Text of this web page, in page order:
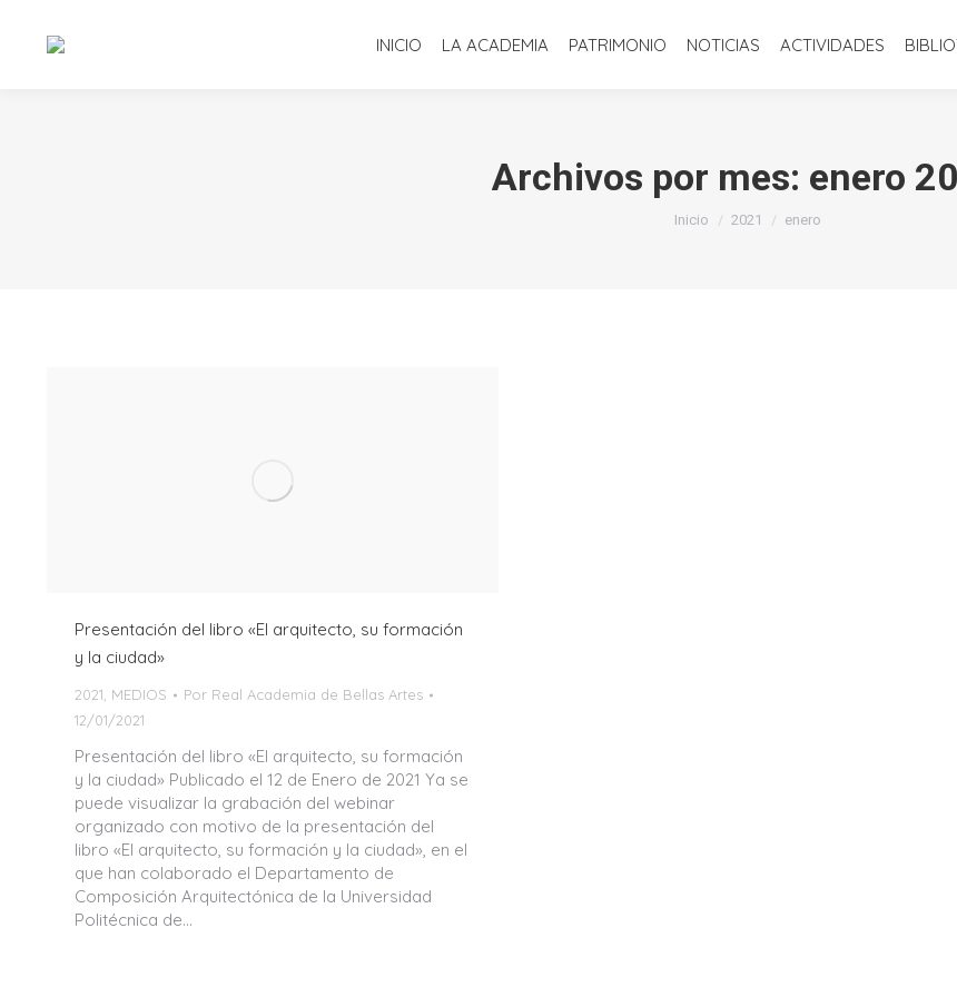
INICIO LA ACADEMIA PATRIMONIO NOTICIAS ACTIVIDADES
Archivos por mes: enero
Estás aquí:
Inicio 2021 enero
Presentación del libro «El arquitecto, su formación
y la ciudad»
2021 MEDIOS Por Real Academia de Bellas Artes
12/01/2021
Presentación del libro «El arquitecto, su formación
y la ciudad» Publicado el 12 de Enero de 2021 Ya se
puede visualizar la grabación del webinar
organizado con motivo de la presentación del
libro «El arquitecto, su formación y la ciudad», en el
que han colaborado el Departamento de
Composición Arquitectónica de la Universidad
Politécnica de…
INICIO LA ACADEMIA PATRIMONIO NOTICIAS